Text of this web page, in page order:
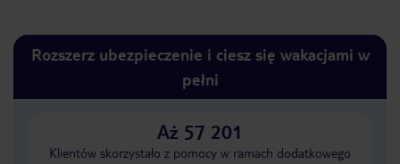
Rozszerz ubezpieczenie i ciesz się wakacjami w
pełni
Aż 57 201
Klientów skorzystało z pomocy w ramach dodatkowego